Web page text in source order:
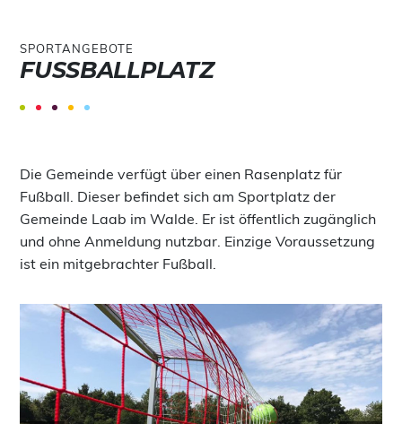
SPORTANGEBOTE
FUSSBALLPLATZ
Die Gemeinde verfügt über einen Rasenplatz für
Fußball. Dieser befindet sich am Sportplatz der
Gemeinde Laab im Walde. Er ist öffentlich zugänglich
und ohne Anmeldung nutzbar. Einzige Voraussetzung
ist ein mitgebrachter Fußball.